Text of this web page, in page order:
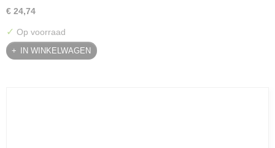
€ 24,74
✓ Op voorraad
IN WINKELWAGEN